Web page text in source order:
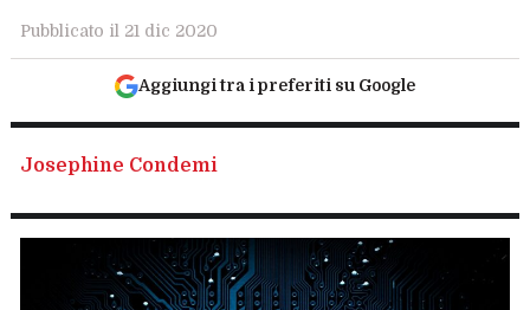
Pubblicato il 21 dic 2020
Aggiungi tra i preferiti su Google
Josephine Condemi